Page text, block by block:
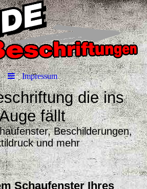
Impressum
die ins
fällt
Beschilderungen,
und mehr
Schaufenster Ihres